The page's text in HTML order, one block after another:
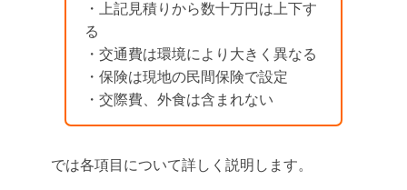
・上記見積りから数十万円は上下す
る
・交通費は環境により大きく異なる
・保険は現地の民間保険で設定
・交際費、外食は含まれない
では各項目について詳しく説明します。